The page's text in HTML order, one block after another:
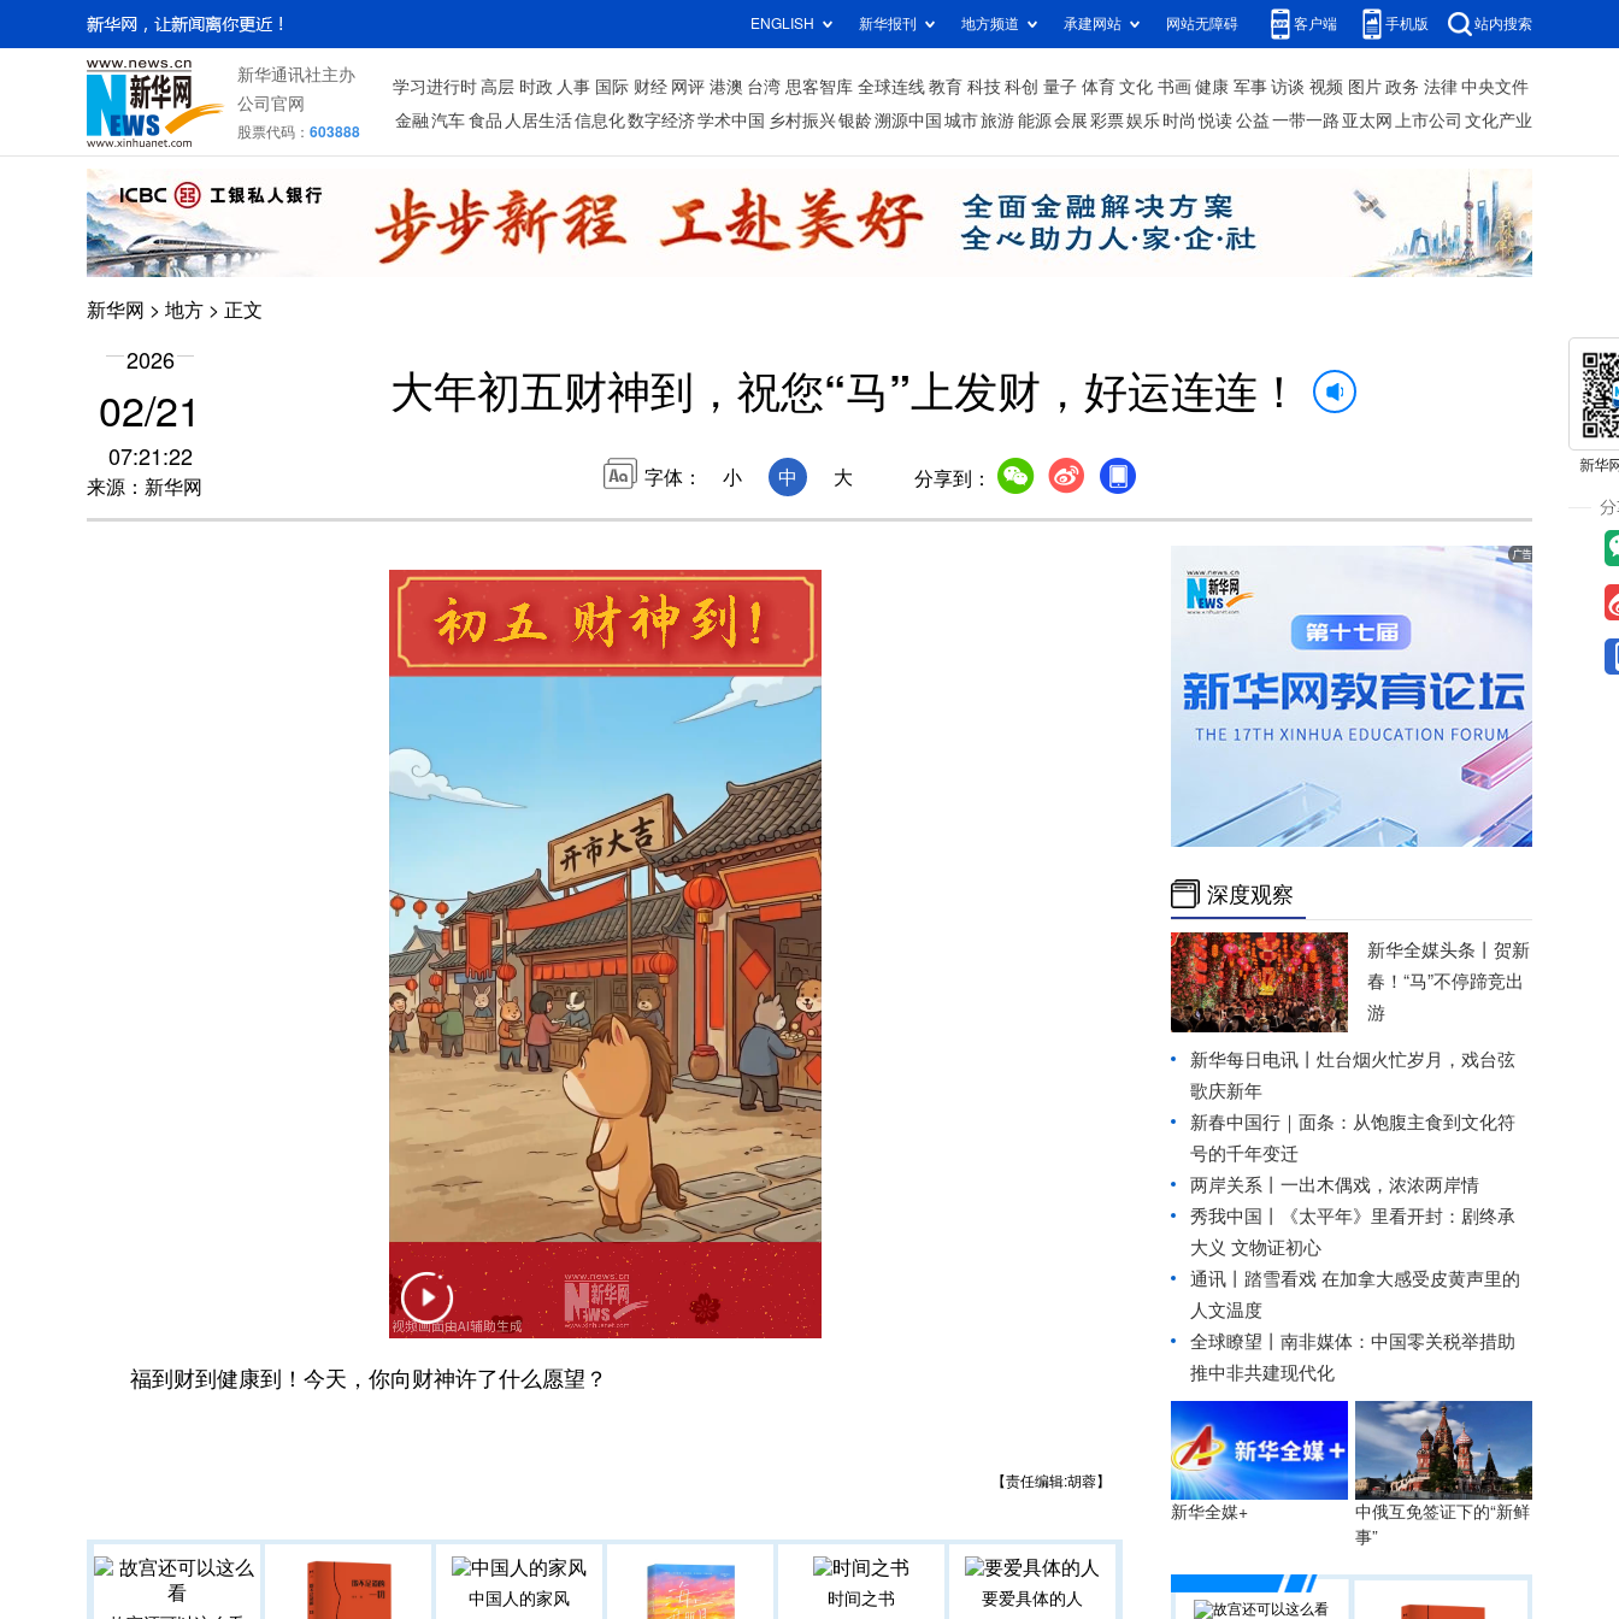
ENGLISH 新华报刊 地方频道 承建网站 网站无障碍 客户端 手机版 站内搜索
新华通讯社主办
公司官网
股票代码： 603888
学习进行时 高层 时政 人事 国际 财经 网评 港澳 台湾 思客智库 全球连线 教育 科技 科创 量子 体育 文化 书画 健康 军事 访谈 视频 图片 政务 法律 中央文件
金融 汽车 食品 人居生活信息化数字经济学术中国 乡村振兴银龄溯源中国 城市旅游 能源 会展 彩票娱乐 时尚 悦读 公益 一带一路 亚太网 上市公司 文化产业
新华网 > 地方 > 正文
2026
02/21
07:21:22
来源：新华网
大年初五财神到，祝您“马”上发财，好运连连！
字体： 小 中 大 分享到：
福到财到健康到！今天，你向财神许了什么愿望？
【责任编辑:胡蓉】
中国人的家风 时间之书 要爱具体的人
深度观察
新华全媒头条丨 贺新
春！“马”不停蹄竞出
游
新华每日电讯丨 灶台烟火忙岁月，戏台弦
歌庆新年
新春中国行｜面条：从饱腹主食到文化符
号的千年变迁
两岸关系丨 一出木偶戏，浓浓两岸情
秀我中国丨
《太平年》里看开封：剧终承
大义 文物证初心
通讯丨踏雪看戏 在加拿大感受皮黄声里的
人文温度
全球瞭望丨南非媒体：中国零关税举措助
推中非共建现代化
新华全媒+
中俄互免签证下的“新鲜
事”